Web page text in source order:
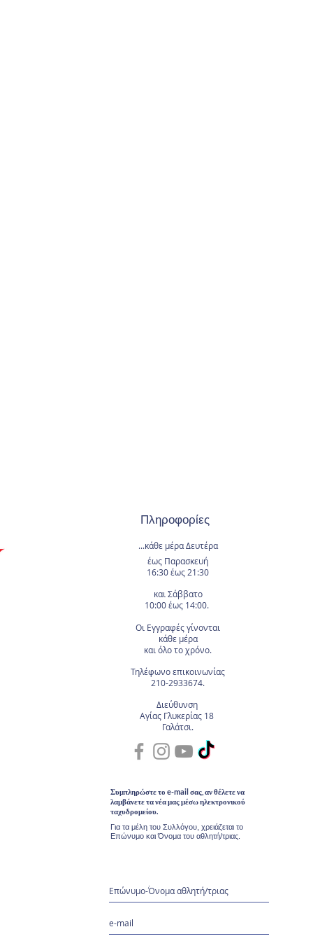
Πληροφορίες
...κάθε μέραΔευτέρα
έως Παρασκευή
16:30 έως 21:30
και Σάββατο
10:00 έως 14:00.
Οι Εγγραφέςγίνονται
κάθε μέρα
και όλο το χρόνο.
Τηλέφωνο επικοινωνίας
210-2933674.
Διεύθυνση
Αγίας Γλυκερίας 18
Γαλάτσι.
Για τα μέλη του Συλλόγου, χρειάζεται το
Επώνυμο και Όνομα του αθλητή/τριας.
Συμπληρώστε το e-mail σας, αν θέλετε να
λαμβάνετε τα νέα μας μέσω ηλεκτρονικού
ταχυδρομείου.